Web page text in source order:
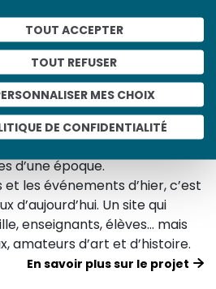
TOUT ACCEPTER
TOUT REFUSER
MES CHOIX
DE CONFIDENTIALITÉ
explore les événements de
évolutions majeures de la
des peintures, dessins,
affiches,
nos études proposent un
sociales, économiques,
d’une époque.
les événements d’hier, c’est
d’aujourd’hui. Un site qui
enseignants, élèves… mais
amateurs d’art et d’histoire.
En savoir plus sur le projet